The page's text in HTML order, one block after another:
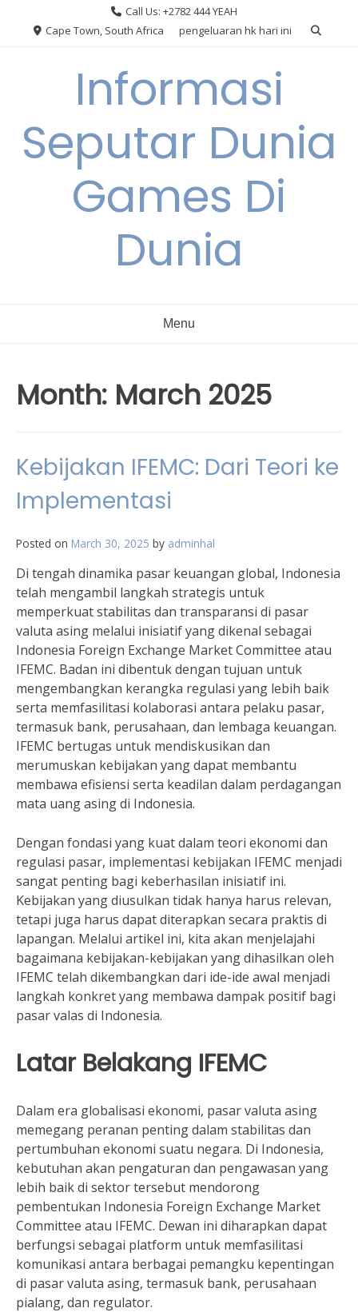
Call Us: +2782 444 YEAH
Cape Town, South Africa
pengeluaran hk hari ini
Informasi
Seputar Dunia
Games Di
Dunia
Menu
Month: March 2025
Kebijakan IFEMC: Dari Teori ke
Implementasi
Posted on March 30, 2025 by adminhal
Di tengah dinamika pasar keuangan global, Indonesia
telah mengambil langkah strategis untuk
memperkuat stabilitas dan transparansi di pasar
valuta asing melalui inisiatif yang dikenal sebagai
Indonesia Foreign Exchange Market Committee atau
IFEMC. Badan ini dibentuk dengan tujuan untuk
mengembangkan kerangka regulasi yang lebih baik
serta memfasilitasi kolaborasi antara pelaku pasar,
termasuk bank, perusahaan, dan lembaga keuangan.
IFEMC bertugas untuk mendiskusikan dan
merumuskan kebijakan yang dapat membantu
membawa efisiensi serta keadilan dalam perdagangan
mata uang asing di Indonesia.
Dengan fondasi yang kuat dalam teori ekonomi dan
regulasi pasar, implementasi kebijakan IFEMC menjadi
sangat penting bagi keberhasilan inisiatif ini.
Kebijakan yang diusulkan tidak hanya harus relevan,
tetapi juga harus dapat diterapkan secara praktis di
lapangan. Melalui artikel ini, kita akan menjelajahi
bagaimana kebijakan-kebijakan yang dihasilkan oleh
IFEMC telah dikembangkan dari ide-ide awal menjadi
langkah konkret yang membawa dampak positif bagi
pasar valas di Indonesia.
Latar Belakang IFEMC
Dalam era globalisasi ekonomi, pasar valuta asing
memegang peranan penting dalam stabilitas dan
pertumbuhan ekonomi suatu negara. Di Indonesia,
kebutuhan akan pengaturan dan pengawasan yang
lebih baik di sektor tersebut mendorong
pembentukan Indonesia Foreign Exchange Market
Committee atau IFEMC. Dewan ini diharapkan dapat
berfungsi sebagai platform untuk memfasilitasi
komunikasi antara berbagai pemangku kepentingan
di pasar valuta asing, termasuk bank, perusahaan
pialang, dan regulator.